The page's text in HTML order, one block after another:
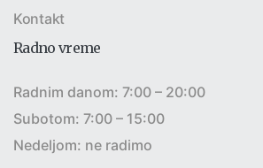
Kontakt
Radno vreme
Radnim danom: 7:00 – 20:00
Subotom: 7:00 – 15:00
Nedeljom: ne radimo